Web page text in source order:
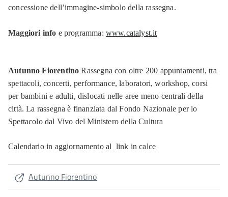
concessione dell’immagine-simbolo della rassegna.
Maggiori info e programma: www.catalyst.it
Autunno Fiorentino Rassegna con oltre 200 appuntamenti, tra
spettacoli, concerti, performance, laboratori, workshop, corsi
per bambini e adulti, dislocati nelle aree meno centrali della
città. La rassegna è finanziata dal Fondo Nazionale per lo
Spettacolo dal Vivo del Ministero della Cultura
Calendario in aggiornamento al link in calce
Autunno Fiorentino